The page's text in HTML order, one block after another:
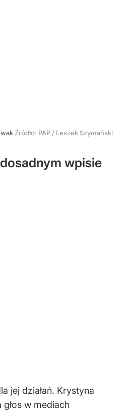
Źródło: PAP / Leszek Szymański
wpisie
jej działań. Krystyna
w mediach